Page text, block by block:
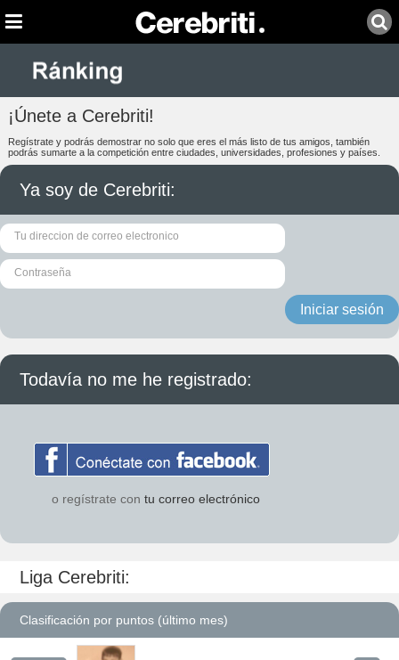
¡Únete a Cerebriti!
Regístrate y podrás demostrar no solo que eres el más listo de tus amigos, también
podrás sumarte a la competición entre ciudades, universidades, profesiones y países.
Ya soy de Cerebriti:
Iniciar sesión
Todavía no me he registrado:
o regístrate contu correo electrónico
Liga Cerebriti:
Clasificación por puntos (último mes)